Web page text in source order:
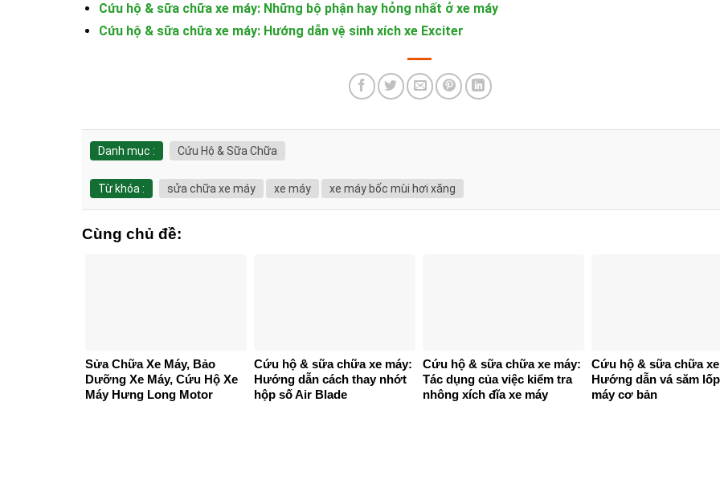
Cứu hộ & sữa chữa xe máy: Những bộ phận hay hỏng nhất ở xe máy
Cứu hộ & sữa chữa xe máy: Hướng dẫn vệ sinh xích xe Exciter
Danh mục : Cứu Hộ & Sữa Chữa
Từ khóa : sửa chữa xe máy xe máy xe máy bốc mùi hơi xăng
Cùng chủ đề:
Sửa Chữa Xe Máy, Bảo
Dưỡng Xe Máy, Cứu Hộ Xe
Máy Hưng Long Motor
Cứu hộ & sữa chữa xe máy:
Hướng dẫn cách thay nhớt
hộp số Air Blade
Cứu hộ & sữa chữa xe máy:
Tác dụng của việc kiểm tra
nhông xích đĩa xe máy
Cứu hộ & sữa chữa
Hướng dẫn vá săm
máy cơ bản